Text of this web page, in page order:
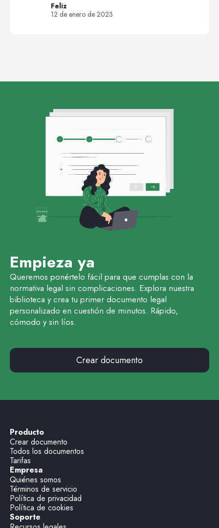
Feliz
12 de enero de 2023
Empieza ya
Queremos ponértelo fácil para que cumplas con la
normativa legal sin complicaciones. Explora nuestra
biblioteca y crea tu primer documento legal
personalizado en cuestión de minutos. Rápido,
cómodo y sin líos.
Crear documento
Producto
Crear documento
Todos los documentos
Tarifas
Empresa
Quiénes somos
Términos de servicio
Política de privacidad
Política de cookies
Soporte